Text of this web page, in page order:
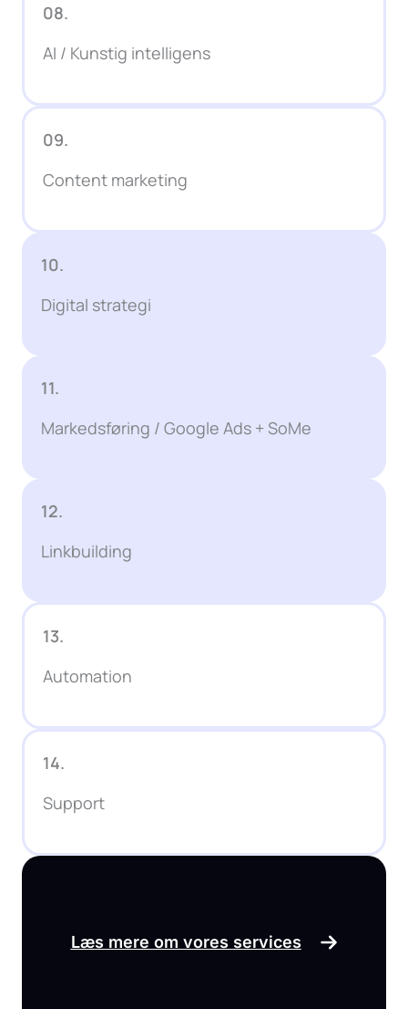
08.
AI / Kunstig intelligens
09.
Content marketing
10.
Digital strategi
11.
Markedsføring / Google Ads + SoMe
12.
Linkbuilding
13.
Automation
14.
Support
Læs mere om vores services